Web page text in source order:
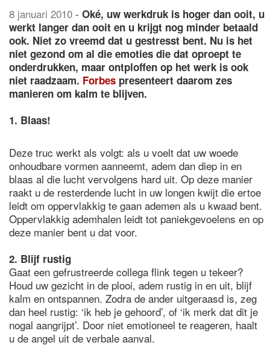
8 januari 2010 - Oké, uw werkdruk is hoger dan ooit, u
werkt langer dan ooit en u krijgt nog minder betaald
ook. Niet zo vreemd dat u gestresst bent. Nu is het
niet gezond om al die emoties die dat oproept te
onderdrukken, maar ontploffen op het werk is ook
niet raadzaam. Forbes presenteert daarom zes
manieren om kalm te blijven.
1. Blaas!
Deze truc werkt als volgt: als u voelt dat uw woede
onhoudbare vormen aanneemt, adem dan diep in en
blaas al die lucht vervolgens hard uit. Op deze manier
raakt u de resterdende lucht in uw longen kwijt die ertoe
leidt om oppervlakkig te gaan ademen als u kwaad bent.
Oppervlakkig ademhalen leidt tot paniekgevoelens en op
deze manier bent u dat voor.
2. Blijf rustig
Gaat een gefrustreerde collega flink tegen u tekeer?
Houd uw gezicht in de plooi, adem rustig in en uit, blijf
kalm en ontspannen. Zodra de ander uitgeraasd is, zeg
dan heel rustig: ‘ik heb je gehoord’, of ‘ik merk dat dit je
nogal aangrijpt’. Door niet emotioneel te reageren, haalt
u de angel uit de verbale aanval.